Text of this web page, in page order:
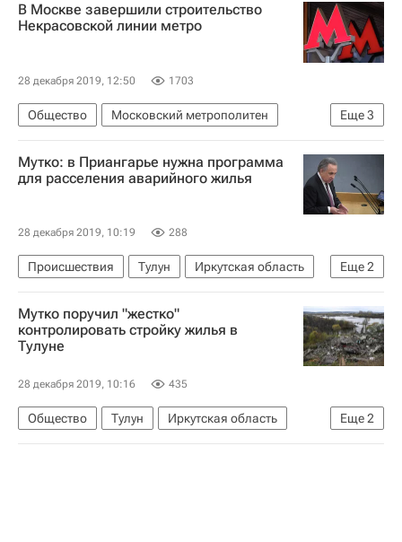
В Москве завершили строительство
Некрасовской линии метро
28 декабря 2019, 12:50 1703
Еще3
Общество
Московский метрополитен
Москва
Марат Хуснуллин Некрасовка
Мутко: в Приангарье нужна программа
для расселения аварийного жилья
28 декабря 2019, 10:19 288
Еще2
Происшествия Тулун
Иркутская область
Виталий Мутко
Паводок в Иркутской области
Мутко поручил "жестко"
контролировать стройку жилья в
Тулуне
28 декабря 2019, 10:16 435
Еще2
Общество Тулун
Иркутская область
Новости - Недвижимость
Виталий Мутко